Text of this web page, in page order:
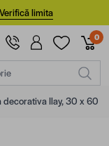
Verifică limita
0
decorativa Ilay, 30 x 60